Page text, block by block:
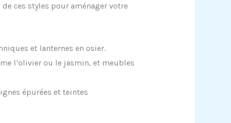
ces styles pour aménager votre
et lanternes en osier.
l’olivier ou le jasmin, et meubles
épurées et teintes